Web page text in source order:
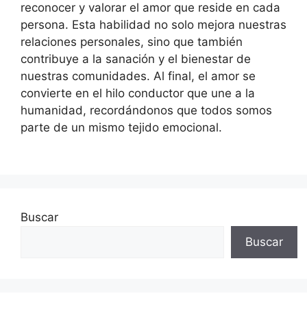
reconocer y valorar el amor que reside en cada
persona. Esta habilidad no solo mejora nuestras
relaciones personales, sino que también
contribuye a la sanación y el bienestar de
nuestras comunidades. Al final, el amor se
convierte en el hilo conductor que une a la
humanidad, recordándonos que todos somos
parte de un mismo tejido emocional.
Buscar
Buscar